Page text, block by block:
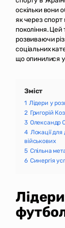
оскільки вони
як через
покоління. Цей
розвиваючи
соціальних
що опинилися
Зміст
1 Лідери у
2 Григорій
3 Олександр
4 Локації
військових
5 Спільна
6 Синергія